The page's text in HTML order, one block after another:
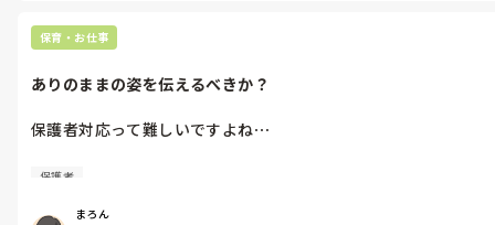
皆さんの中に【何で私だけ？】という経験された方いますか？
保育・お仕事
ありのままの姿を伝えるべきか？
保護者対応って難しいですよね⋯
その人のほしい言葉を言えば丸くおさまりますが、伝えなければ
私は【◯◯が心配なんだけど園でどうですか？】と問われると言
保護者
まろん